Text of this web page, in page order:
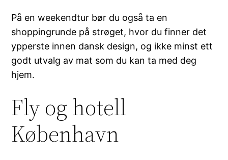
På en weekendtur bør du også ta en
shoppingrunde på strøget, hvor du finner det
ypperste innen dansk design, og ikke minst ett
godt utvalg av mat som du kan ta med deg
hjem.
Fly og hotell
København